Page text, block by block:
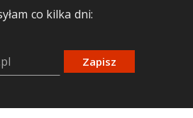
co kilka dni:
Zapisz